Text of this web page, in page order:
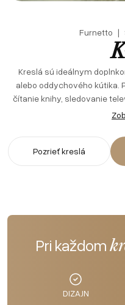
Furnetto
Kreslá sú ideálnym
alebo oddychového kútika.
čítanie knihy, sledovanie
dni. V našej ponuke
luxusné dizajnové kúsky. Dôraz kladieme na kvalitné spracovanie,
pohodlné sedenie a
materiálov a farebných
Pozrieť kreslá
Pri každom
DIZAJN